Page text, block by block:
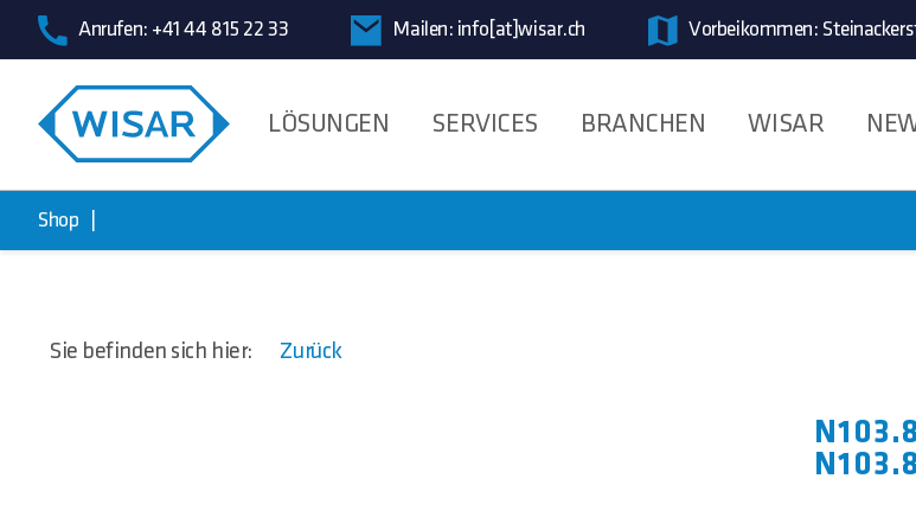
Anrufen: +41 44 815 22 33 Mailen: info[at]wisar.ch Vorbeikommen:
LÖSUNGEN SERVICES BRANCHEN WISAR
Shop
Sie befinden sich hier: Zurück